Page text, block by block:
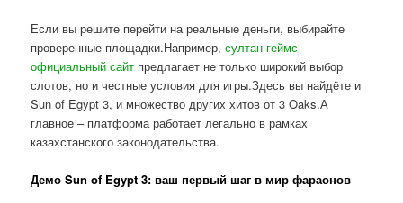
Если вы решите перейти на реальные деньги, выбирайте
проверенные площадки.Например,султан геймс
официальный сайт предлагает не только широкий выбор
слотов, но и честные условия для игры.Здесь вы найдёте и
Sun of Egypt 3, и множество других хитов от 3 Oaks.А
главное – платформа работает легально в рамках
казахстанского законодательства.
Демо Sun of Egypt 3: ваш первый шаг в мир фараонов